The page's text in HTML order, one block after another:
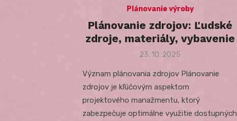
Plánovanie výroby
Plánovanie zdrojov: Ľudské
zdroje, materiály, vybavenie
Posted
23. 10. 2025
Význam plánovania zdrojov Plánovanie
zdrojov je kľúčovým aspektom
projektového manažmentu, ktorý
zabezpečuje optimálne využitie dostupných